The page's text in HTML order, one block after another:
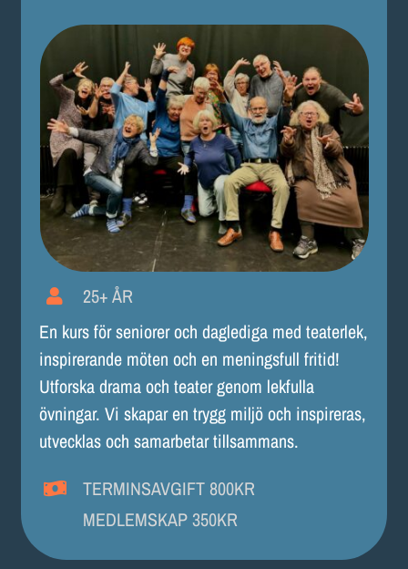
25+ ÅR
En kurs för seniorer och daglediga med teaterlek,
inspirerande möten och en meningsfull fritid!
Utforska drama och teater genom lekfulla
övningar. Vi skapar en trygg miljö och inspireras,
utvecklas och samarbetar tillsammans.
TERMINSAVGIFT 800KR
MEDLEMSKAP 350KR